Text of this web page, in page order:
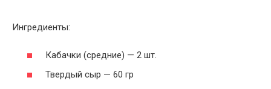
Ингредиенты:
Кабачки (средние) — 2 шт.
Твердый сыр — 60 гр